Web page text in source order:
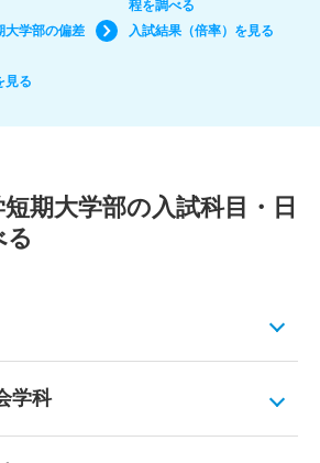
程を調べる
大学部の偏差
入試結果（倍率）を見る
見る
短期大学部の入試科目・日
る
学科